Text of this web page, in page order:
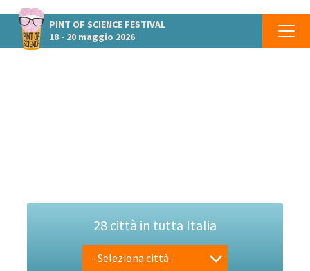
PINT OF SCIENCE FESTIVAL
18 - 20 maggio 2026
28 città in tutta Italia
- Seleziona città -